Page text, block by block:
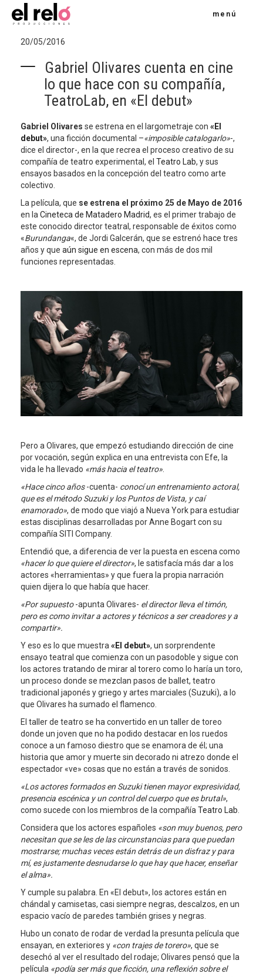
menú
20/05/2016
Gabriel Olivares cuenta en cine
lo que hace con su compañía,
TeatroLab, en «El debut»
Gabriel Olivares se estrena en el largometraje con «El
debut», una ficción documental –«imposible catalogarlo»-,
dice el director-, en la que recrea el proceso creativo de su
compañía de teatro experimental, el Teatro Lab, y sus
ensayos basados en la concepción del teatro como arte
colectivo.
La película, que se estrena el próximo 25 de Mayo de 2016
en la Cineteca de Matadero Madrid, es el primer trabajo de
este conocido director teatral, responsable de éxitos como
«Burundanga«, de Jordi Galcerán, que se estrenó hace tres
años y que aún sigue en escena, con más de dos mil
funciones representadas.
Pero a Olivares, que empezó estudiando dirección de cine
por vocación, según explica en una entrevista con Efe, la
vida le ha llevado «más hacia el teatro»
«Hace cinco años-cuenta- conocí un entrenamiento actoral,
que es el método Suzuki y los Puntos de Vista, y caí
enamorado», de modo que viajó a Nueva York para estudiar
estas disciplinas desarrolladas por Anne Bogart con su
compañía SITI Company.
Entendió que, a diferencia de ver la puesta en escena como
«hacer lo que quiere el director», le satisfacía más dar a los
actores «herramientas» y que fuera la propia narración
quien dijera lo que había que hacer.
«Por supuesto-apunta Olivares- el director lleva el timón,
pero es como invitar a actores y técnicos a ser creadores y a
compartir».
Y eso es lo que muestra «El debut», un sorprendente
ensayo teatral que comienza con un pasodoble y sigue con
los actores tratando de mirar al torero como lo haría un toro,
un proceso donde se mezclan pasos de ballet, teatro
tradicional japonés y griego y artes marciales (Suzuki), a lo
que Olivares ha sumado el flamenco.
El taller de teatro se ha convertido en un taller de toreo
donde un joven que no ha podido destacar en los ruedos
conoce a un famoso diestro que se enamora de él; una
historia que amor y muerte sin decorado ni atrezo donde el
espectador «ve» cosas que no están a través de sonidos.
«Los actores formados en Suzuki tienen mayor expresividad,
presencia escénica y un control del cuerpo que es brutal»,
como sucede con los miembros de la compañía Teatro Lab
Considera que los actores españoles «son muy buenos, pero
necesitan que se les de las circunstancias para que puedan
mostrarse; muchas veces están detrás de un disfraz y para
mí, es justamente desnudarse lo que hay que hacer, enseñar
el alma».
Y cumple su palabra. En «El debut», los actores están en
chándal y camisetas, casi siempre negras, descalzos, en un
espacio vacío de paredes también grises y negras.
Hubo un conato de rodar de verdad la presunta película que
ensayan, en exteriores y «con trajes de torero», que se
desechó al ver el resultado del rodaje; Olivares pensó que la
película «podía ser más que ficción, una reflexión sobre el